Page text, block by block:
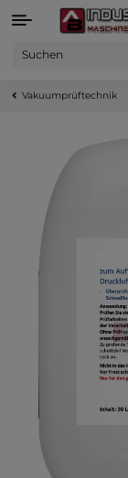
Vakuumprüftechnik